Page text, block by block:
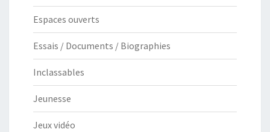
Espaces ouverts
Essais / Documents / Biographies
Inclassables
Jeunesse
Jeux vidéo